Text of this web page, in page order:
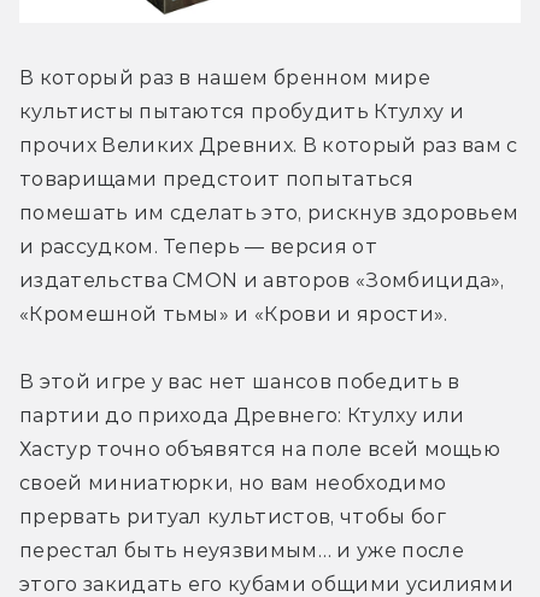
В который раз в нашем бренном мире
культисты пытаются пробудить Ктулху и
прочих Великих Древних. В который раз вам с
товарищами предстоит попытаться
помешать им сделать это, рискнув здоровьем
и рассудком. Теперь — версия от
издательства CMON и авторов «Зомбицида»,
«Кромешной тьмы» и «Крови и ярости».
В этой игре у вас нет шансов победить в
партии до прихода Древнего: Ктулху или
Хастур точно объявятся на поле всей мощью
своей миниатюрки, но вам необходимо
прервать ритуал культистов, чтобы бог
перестал быть неуязвимым… и уже после
этого закидать его кубами общими усилиями